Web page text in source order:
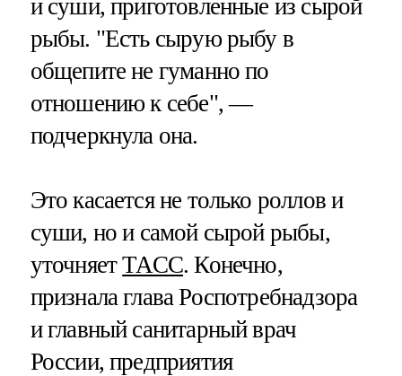
и суши, приготовленные из сырой
рыбы. "Есть сырую рыбу в
общепите не гуманно по
отношению к себе", —
подчеркнула она.
Это касается не только роллов и
суши, но и самой сырой рыбы,
уточняетТАСС. Конечно,
признала глава Роспотребнадзора
и главный санитарный врач
России, предприятия